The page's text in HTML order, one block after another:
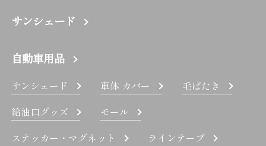
サンシェード
自動車用品
サンシェード 車体 カバー
毛ばたき
給油口グッズ
モール
ステッカー・マグネット
ラインテープ